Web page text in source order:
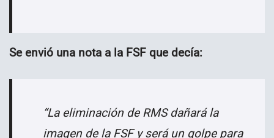
Se envió una nota a la FSF que decía:
“La eliminación de RMS dañará la
imagen de la FSF y será un golpe para